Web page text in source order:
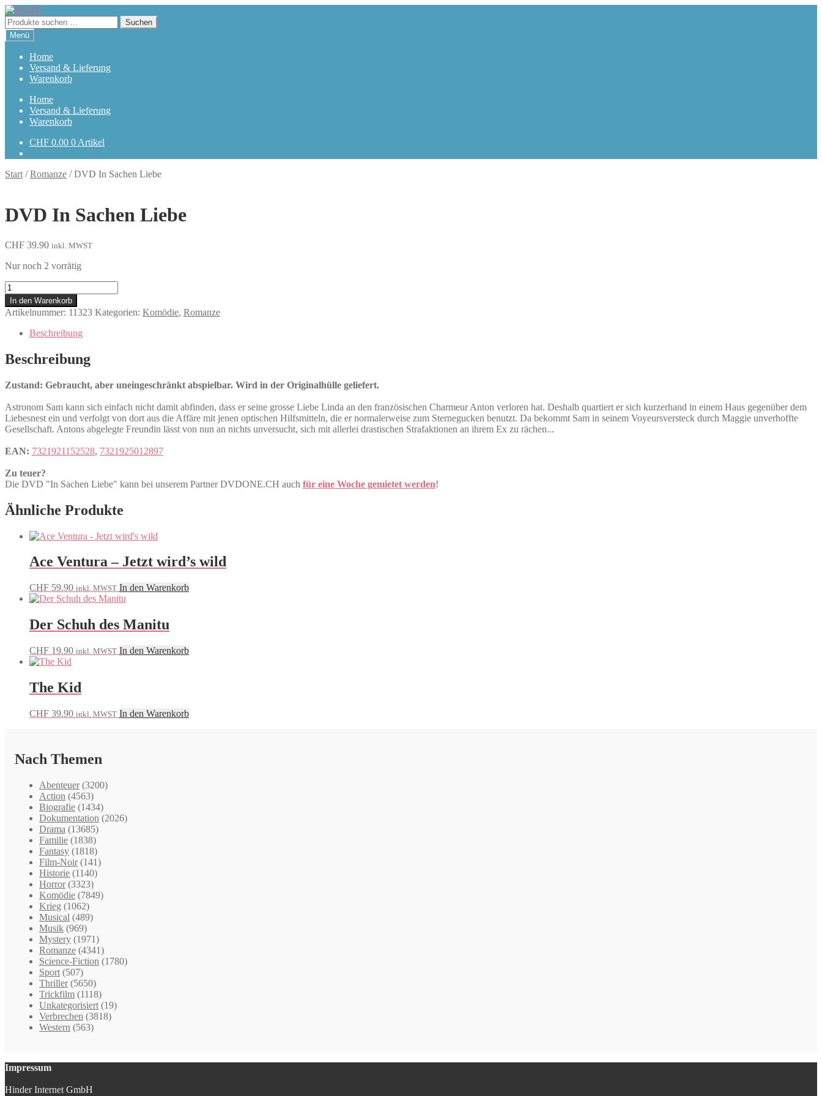
Zur
Navigation
springen
Zum
Inhalt
springen
Suchen
nach:
Suchen
Menü
Home
Versand & Lieferung
Warenkorb
Home
Versand & Lieferung
Warenkorb
CHF 0.00 0 Artikel
Start /Romanze /DVD In Sachen Liebe
DVD In Sachen Liebe
CHF 39.90 inkl. MWST
Nur noch 2 vorrätig
In
Sachen
Liebe
Menge
In den Warenkorb
Artikelnummer: 11323 Kategorien: Komödie, Romanze
Beschreibung
Beschreibung
Zustand: Gebraucht, aber uneingeschränkt abspielbar. Wird in der Originalhülle geliefert.
Astronom Sam kann sich einfach nicht damit abfinden, dass er seine grosse Liebe Linda an den französischen Charmeur Anton verloren hat. Deshalb quartiert er sich kurzerhand in einem Haus gegenüber dem
Liebesnest ein und verfolgt von dort aus die Affäre mit jenen optischen Hilfsmitteln, die er normalerweise zum Sternegucken benutzt. Da bekommt Sam in seinem Voyeursversteck durch Maggie unverhoffte
Gesellschaft. Antons abgelegte Freundin lässt von nun an nichts unversucht, sich mit allerlei drastischen Strafaktionen an ihrem Ex zu rächen...
EAN: 7321921152528, 7321925012897
Zu teuer?
Die DVD "In Sachen Liebe" kann bei unserem Partner DVDONE.CH auch für eine Woche gemietet werden!
Ähnliche Produkte
Ace Ventura – Jetzt wird’s wild
CHF 59.90 inkl. MWST In den Warenkorb
Der Schuh des Manitu
CHF 19.90 inkl. MWST In den Warenkorb
The Kid
CHF 39.90 inkl. MWST In den Warenkorb
Nach Themen
Abenteuer (3200)
Action (4563)
Biografie (1434)
Dokumentation (2026)
Drama (13685)
Familie (1838)
Fantasy (1818)
Film-Noir (141)
Historie (1140)
Horror (3323)
Komödie (7849)
Krieg (1062)
Musical (489)
Musik (969)
Mystery (1971)
Romanze (4341)
Science-Fiction (1780)
Sport (507)
Thriller (5650)
Trickfilm (1118)
Unkategorisiert (19)
Verbrechen (3818)
Western (563)
Impressum
Hinder Internet GmbH